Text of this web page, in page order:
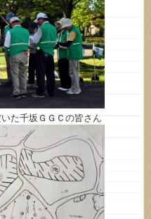
た千坂ＧＧＣの皆さん